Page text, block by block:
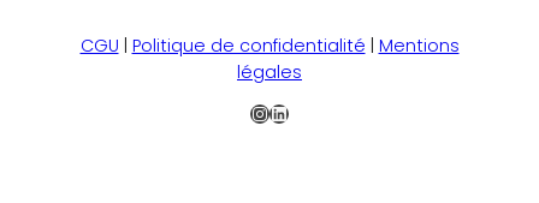
CGU Politique de confidentialité Mentions
légales
Instagram
LinkedIn